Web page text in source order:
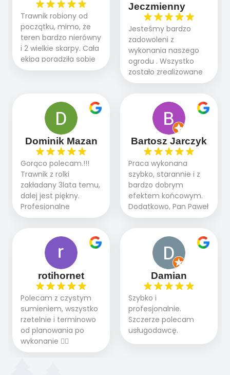
Trawnik robiony od
początku, mimo, że
teren bardzo nierówny
i 2 wielkie skarpy. Cała
ekipa poradziła sobie
WSPANIALE od
panowie wiedzą co
robią. Wszystko poszło
sprawnie i szybko.
Doradztwo w
pielęgnacji trawnika
teraz i na późniejszym
etapie jest dużym
plusem. Teraz razem
z dzieckiem i małym
pieskiem cieszymy się
pięknym trawnikiem :)
A trawa robi efekt
Jeczmienny
Jesteśmy bardzo
zadowoleni z
wykonania naszego
ogrodu . Wszystko
zostało zrealizowane
fachowo, rzetelnie i
oczekiwaniami. Prace
przebiegały sprawnie
dzięki temu,że firma
działa kompleksowo :
ogrodnictwo,nawodnienie,
brukarstwo.Efekt
końcowy przerósł
nasze oczekiwania.
Polecamy tę firmę
wszystkim , którzy
marzą o pięknym
Dominik Mazan
Gorąco polecam.!!!
Trawnik z rolki
zakładany 3lata temu,
dalej jest piękny.
Profesjonalne
podejście do pracy,
2 zlecenia na rolkę.
Polecam.
Bartosz Jarczyk
Praca wykonana
szybko, starannie i z
bardzo dobrym
efektem końcowym.
Dodatkowo, Pan Paweł
chętnie udziela porad
rotihornet
Polecam z czystym
sumieniem, wszystko
rzetelnie i terminowo
od planowania po
wykonanie 👍🏻
Damian
Szybko i
profesjonalnie.
Szczerze polecam
usługodawcę.